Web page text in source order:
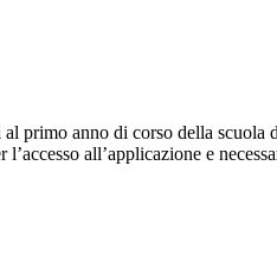
anno di corso della
all’applicazione e